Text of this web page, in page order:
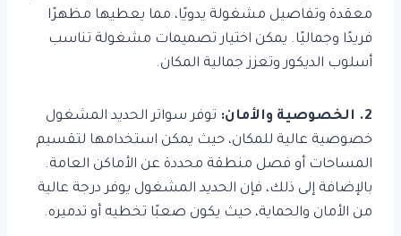
معقدة وتفاصيل مشغولة يدويًا، مما يعطيها مظهرًا
فريدًا وجماليًا. يمكن اختيار تصميمات مشغولة تناسب
أسلوب الديكور وتعزز جمالية المكان.
2. الخصوصية والأمان:
توفر سواتر الحديد المشغول
خصوصية عالية للمكان، حيث يمكن استخدامها لتقسيم
المساحات أو فصل منطقة محددة عن الأماكن العامة.
بالإضافة إلى ذلك، فإن الحديد المشغول يوفر درجة عالية
من الأمان والحماية، حيث يكون صعبًا تخطيه أو تدميره.